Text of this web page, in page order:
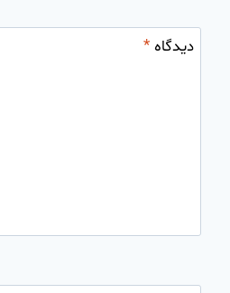
دیدگاه*